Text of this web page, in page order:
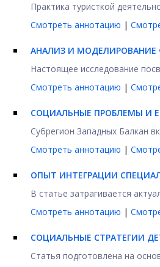
Практика туристкой
Смотреть аннотацию |
АНАЛИЗ И
Настоящее исследование
Смотреть аннотацию |
СОЦИАЛЬНЫЕ ПРОБЛЕМЫ И
Субрегион Западных Балкан
Смотреть аннотацию |
ОПЫТ ИНТЕГРАЦИИ
В статье затрагивается
Смотреть аннотацию |
СОЦИАЛЬНЫЕ СТРАТЕГИИ
Статья подготовлена на